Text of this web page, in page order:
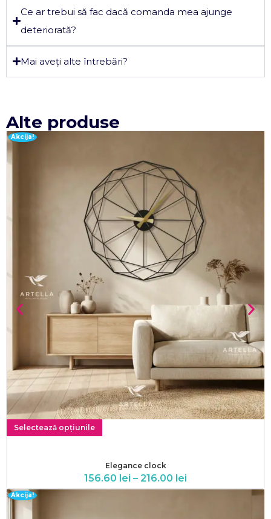
Ce ar trebui să fac dacă comanda mea ajunge
deteriorată?
Mai aveți alte întrebări?
Alte produse
Akcija!
Selectează opțiunile
Elegance clock
156.60 lei – 216.00 lei
Akcija!